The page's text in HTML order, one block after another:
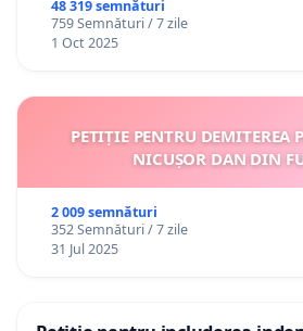
48 319 semnături
759 Semnături / 7 zile
1 Oct 2025
PETIȚIE PENTRU DEMITEREA
NICUȘOR DAN DIN
2 009 semnături
352 Semnături / 7 zile
31 Jul 2025